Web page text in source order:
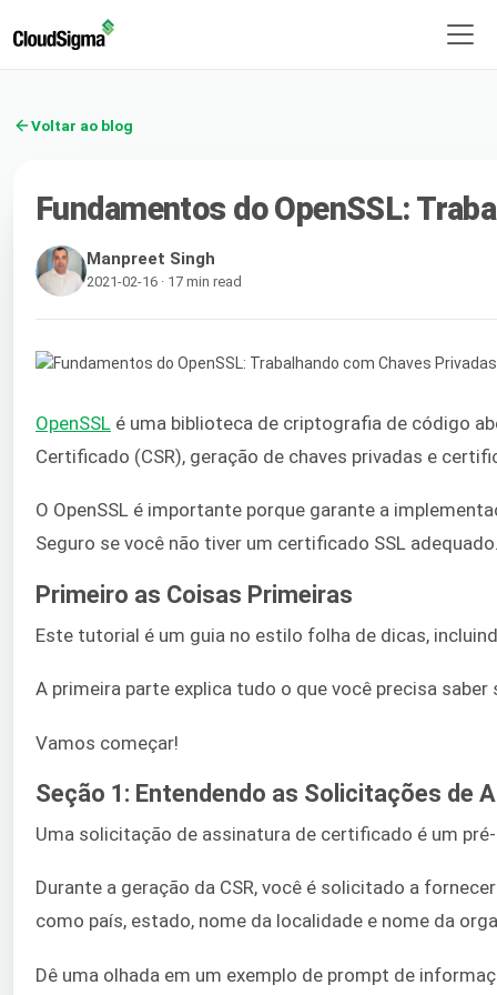
Voltar ao blog
Fundamentos do OpenSSL:
Manpreet Singh
2021-02-16 · 17 min read
OpenSSL é uma biblioteca de criptografia de código
Certificado (CSR), geração de chaves privadas e
O OpenSSL é importante porque garante a
Seguro se você não tiver um certificado SSL
Primeiro as Coisas Primeiras
Este tutorial é um guia no estilo folha de dicas,
A primeira parte explica tudo o que você precisa saber
Vamos começar!
Seção 1: Entendendo as Solicitações de
Uma solicitação de assinatura de certificado é um
Durante a geração da CSR, você é solicitado a
como país, estado, nome da localidade e nome da
Dê uma olhada em um exemplo de prompt de